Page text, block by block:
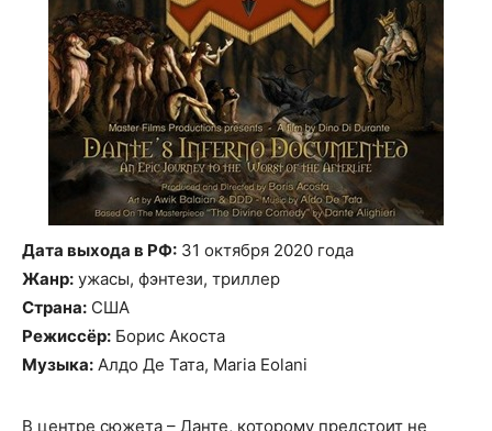
Дата выхода в РФ: 31 октября 2020 года
Жанр: ужасы, фэнтези, триллер
Страна: США
Режиссёр: Борис Акоста
Музыка: Алдо Де Тата, Maria Eolani
В центре сюжета – Данте, которому предстоит не